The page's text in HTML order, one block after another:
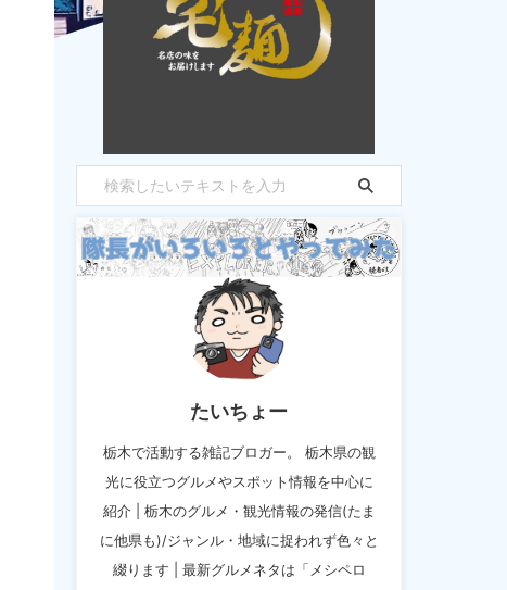
たいちょー
栃木で活動する雑記ブロガー。 栃木県の観
光に役立つグルメやスポット情報を中心に
紹介 | 栃木のグルメ・観光情報の発信(たま
に他県も)/ジャンル・地域に捉われず色々と
綴ります | 最新グルメネタは「メシペロ